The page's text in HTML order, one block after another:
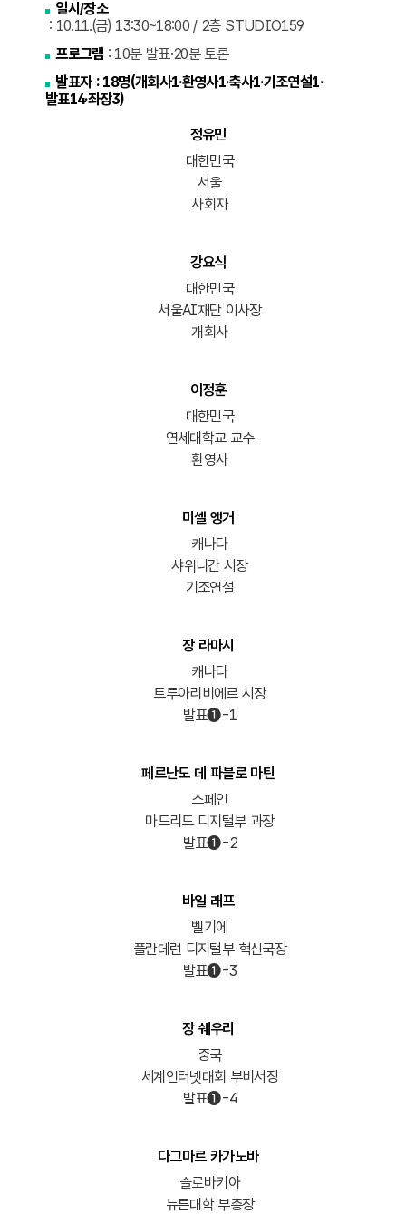
일시/장소
: 10.11.(금) 13:30~18:00 / 2층 STUDIO159
프로그램 : 10분 발표·20분 토론
발표자 : 18명(개회사1·환영사1·축사1·기조연설1·
발표14·좌장3)
정유민
대한민국
서울
사회자
강요식
대한민국
서울AI재단 이사장
개회사
이정훈
대한민국
연세대학교 교수
환영사
미셀 앵거
캐나다
샤위니간 시장
기조연설
장 라마시
캐나다
트루아리비에르 시장
발표➊-1
페르난도 데 파블로 마틴
스페인
마드리드 디지털부 과장
발표➊-2
바일 래프
벨기에
플란데런 디지털부 혁신국장
발표➊-3
장 쉐우리
중국
세계인터넷대회 부비서장
발표➊-4
다그마르 카가노바
슬로바키아
뉴튼대학 부총장